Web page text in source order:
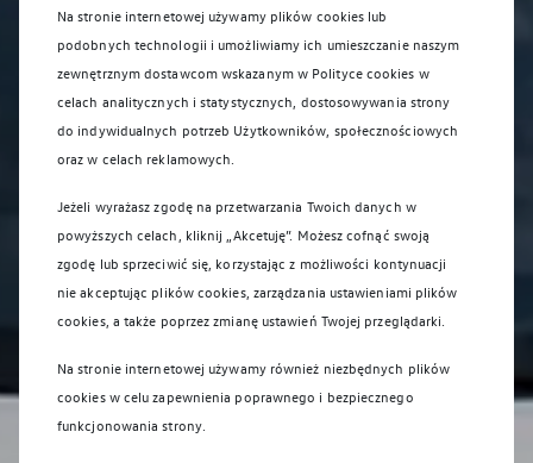
Na stronie internetowej używamy plików cookies lub
podobnych technologii i umożliwiamy ich umieszczanie naszym
zewnętrznym dostawcom wskazanym w Polityce cookies w
celach analitycznych i statystycznych, dostosowywania strony
do indywidualnych potrzeb Użytkowników, społecznościowych
oraz w celach reklamowych.
Jeżeli wyrażasz zgodę na przetwarzania Twoich danych w
powyższych celach, kliknij „Akcetuję”. Możesz cofnąć swoją
zgodę lub sprzeciwić się, korzystając z możliwości kontynuacji
nie akceptując plików cookies, zarządzania ustawieniami plików
cookies, a także poprzez zmianę ustawień Twojej przeglądarki.
Na stronie internetowej używamy również niezbędnych plików
cookies w celu zapewnienia poprawnego i bezpiecznego
funkcjonowania strony.